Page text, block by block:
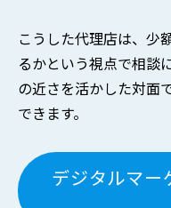
こうした代理店は、少
るかという視点で相談
の近さを活かした対面
できます。
デジタルマー